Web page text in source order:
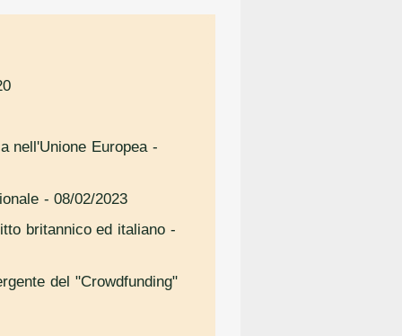
nell'Unione Europea-
- 08/02/2023
britannico ed italiano -
del "Crowdfunding"